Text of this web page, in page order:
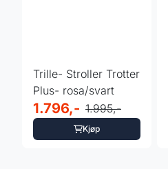
Trille- Stroller Trotter
Plus- rosa/svart
1.796,- 1.995,-
Kjøp